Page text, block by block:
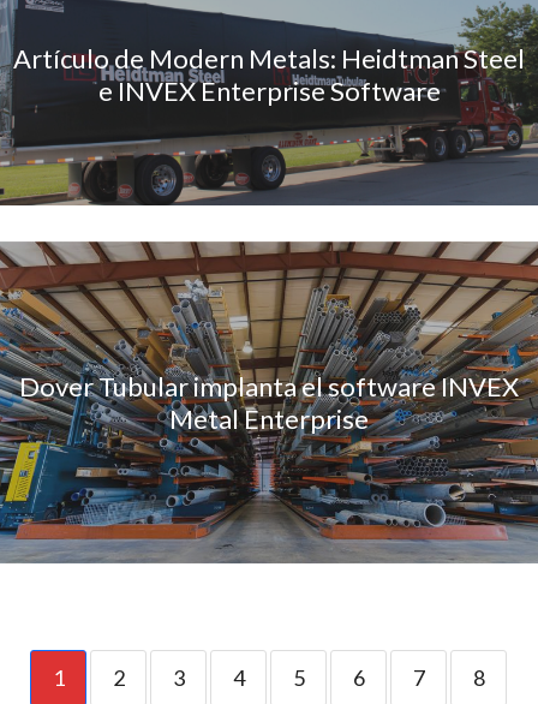
Artículo de Modern Metals: Heidtman Steel
e INVEX Enterprise Software
Dover Tubular implanta el software INVEX
Metal Enterprise
1 2 3 4 5 6 7 8